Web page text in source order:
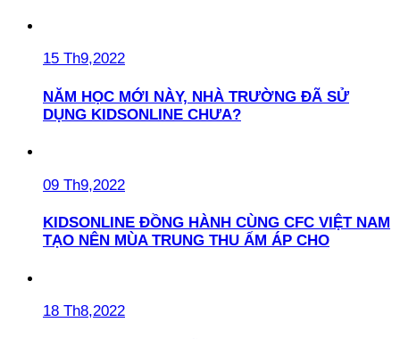
15 Th9,2022
NĂM HỌC MỚI NÀY, NHÀ TRƯỜNG ĐÃ SỬ
DỤNG KIDSONLINE CHƯA?
09 Th9,2022
KIDSONLINE ĐỒNG HÀNH CÙNG CFC VIỆT NAM
TẠO NÊN MÙA TRUNG THU ẤM ÁP CHO
18 Th8,2022